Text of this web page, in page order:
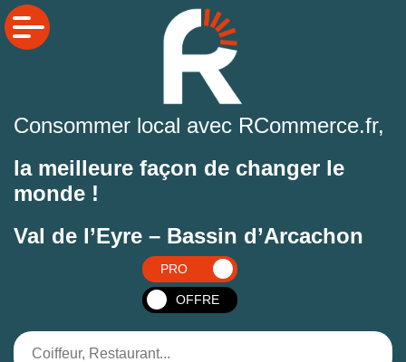
Consommer local avec RCommerce.fr,
la meilleure façon de changer le
monde !
Val de l’Eyre – Bassin d’Arcachon
PRO
OFFRE